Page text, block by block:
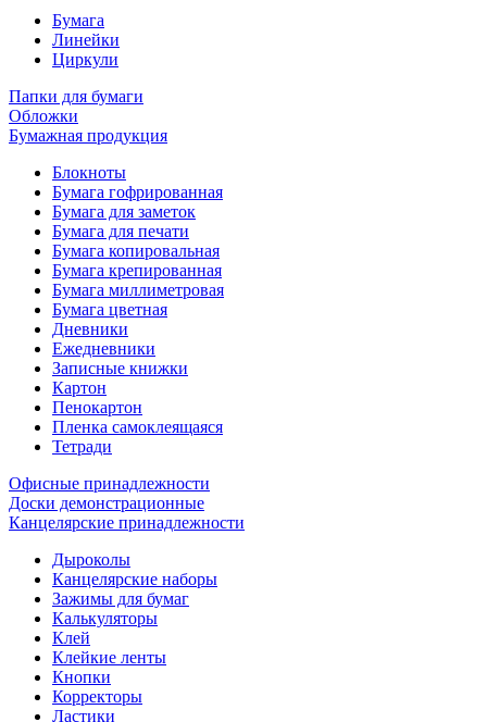
Бумага
Линейки
Циркули
Папки для бумаги
Обложки
Бумажная продукция
Блокноты
Бумага гофрированная
Бумага для заметок
Бумага для печати
Бумага копировальная
Бумага крепированная
Бумага миллиметровая
Бумага цветная
Дневники
Ежедневники
Записные книжки
Картон
Пенокартон
Пленка самоклеящаяся
Тетради
Офисные принадлежности
Доски демонстрационные
Канцелярские принадлежности
Дыроколы
Канцелярские наборы
Зажимы для бумаг
Калькуляторы
Клей
Клейкие ленты
Кнопки
Корректоры
Ластики